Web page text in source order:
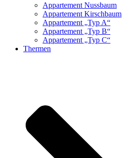
Appartement Nussbaum
Appartement Kirschbaum
Appartement „Typ A“
Appartement „Typ B“
Appartement „Typ C“
Thermen